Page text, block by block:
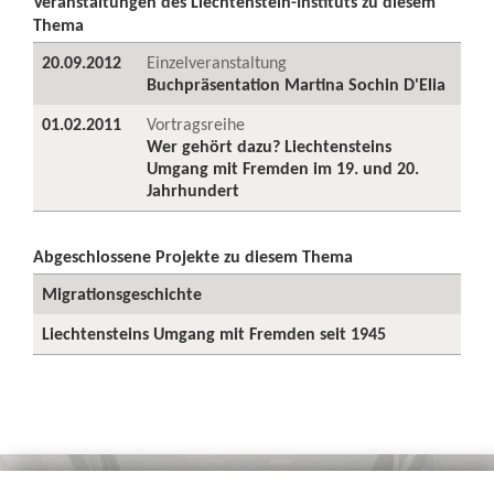
Thema
20.09.2012
Einzelveranstaltung
Buchpräsentation Martina Sochin D'Elia
01.02.2011
Vortragsreihe
Wer gehört dazu? Liechtensteins
Umgang mit Fremden im 19. und 20.
Jahrhundert
Abgeschlossene Projekte zu diesem Thema
Migrationsgeschichte
Liechtensteins Umgang mit Fremden seit 1945